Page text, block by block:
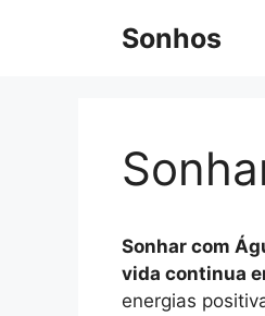
Sonhos
Sonhar com
vida continua
energias